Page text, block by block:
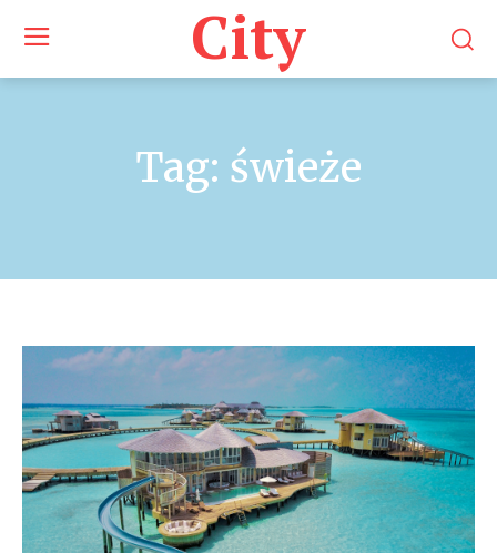
City
Tag: świeże